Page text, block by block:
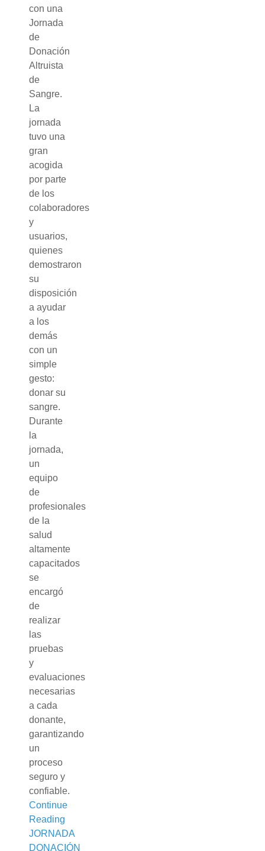
con una
Jornada
de
Donación
Altruista
de
Sangre.
La
jornada
tuvo una
gran
acogida
por parte
de los
colaboradores
y
usuarios,
quienes
demostraron
su
disposición
a ayudar
a los
demás
con un
simple
gesto:
donar su
sangre.
Durante
la
jornada,
un
equipo
de
profesionales
de la
salud
altamente
capacitados
se
encargó
de
realizar
las
pruebas
y
evaluaciones
necesarias
a cada
donante,
garantizando
un
proceso
seguro y
confiable.
Continue
Reading
JORNADA
DONACIÓN